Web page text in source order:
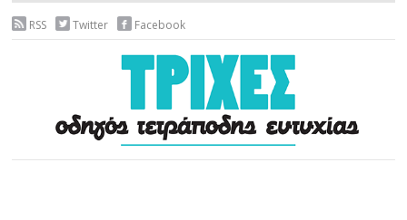
RSS Twitter Facebook